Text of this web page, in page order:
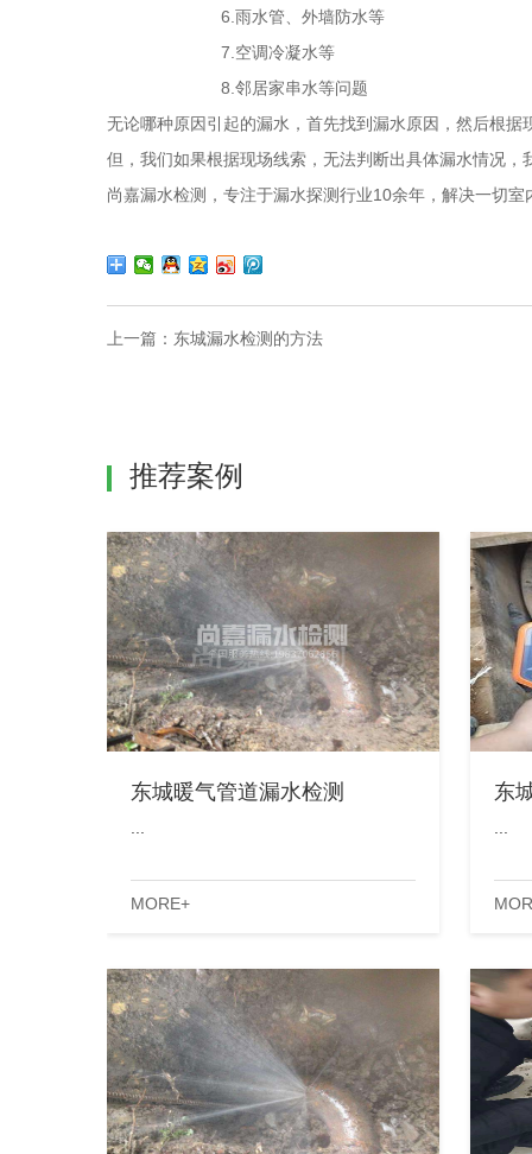
6.雨水管、外墙防水等
7.空调冷凝水等
8.邻居家串水等问题
无论哪种原因引起的漏水，首先找到漏水原因，然后根据
但，我们如果根据现场线索，无法判断出具体漏水情况
尚嘉漏水检测，专注于漏水探测行业10余年，解决一切
上一篇： 东城漏水检测的方法
推荐案例
东城暖气管道漏水检测
MORE+
东